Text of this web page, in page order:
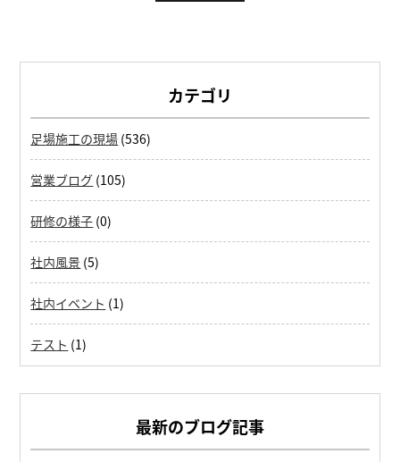
カテゴリ
足場施工の現場 (536)
営業ブログ (105)
研修の様子 (0)
社内風景 (5)
社内イベント (1)
テスト (1)
最新のブログ記事